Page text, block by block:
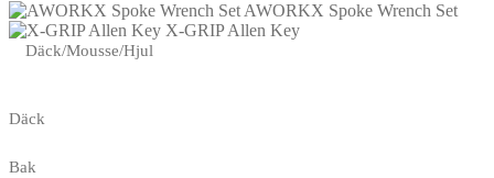
AWORKX Spoke Wrench Set
X-GRIP Allen Key
Däck/Mousse/Hjul
Däck
Bak